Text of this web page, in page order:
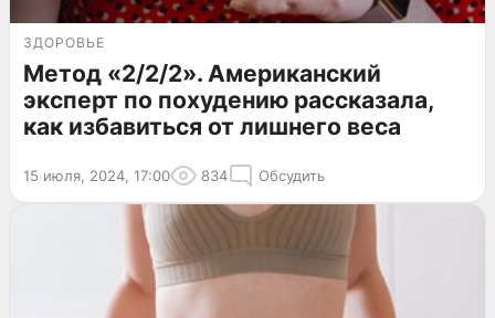
ЗДОРОВЬЕ
Метод «2/2/2». Американский
эксперт по похудению рассказала,
как избавиться от лишнего веса
15 июля, 2024, 17:00 834 Обсудить